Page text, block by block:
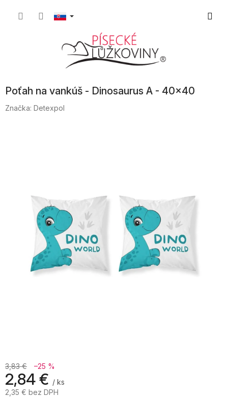
Poťah na vankúš - Dinosaurus A - 40x40
Značka: Detexpol
3,83 € –25 %
2,84 € / ks
2,35 € bez DPH